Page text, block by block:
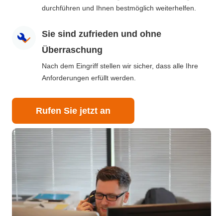
durchführen und Ihnen bestmöglich weiterhelfen.
Sie sind zufrieden und ohne
Überraschung
Nach dem Eingriff stellen wir sicher, dass alle Ihre
Anforderungen erfüllt werden.
Rufen Sie jetzt an